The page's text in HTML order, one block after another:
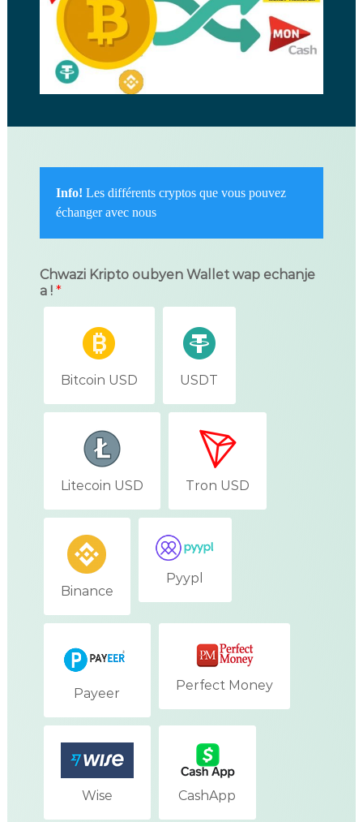
Info! Les différents cryptos que vous pouvez
échanger avec nous
Chwazi Kripto oubyen Wallet wap echanje
a ! *
Bitcoin USD USDT
Litecoin USD Tron USD
Binance
Pyypl
Payeer
Perfect Money
Wise CashApp